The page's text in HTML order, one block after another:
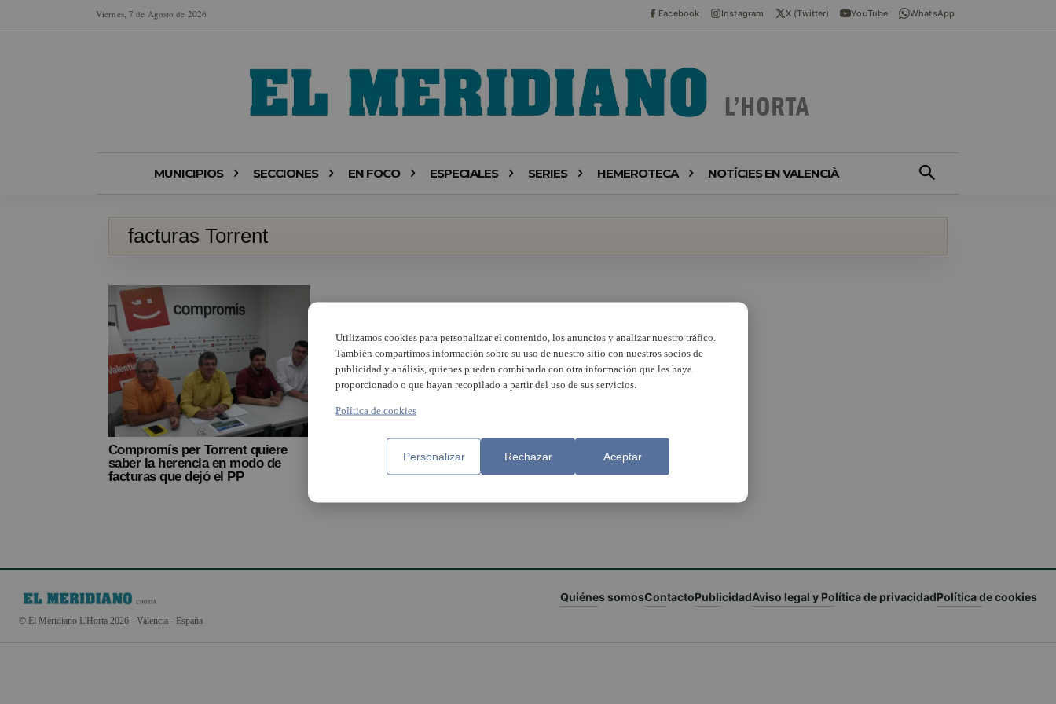
Viernes, 7 de Agosto de 2026 Facebook Instagram X (Twitter) YouTube WhatsApp
MUNICIPIOS SECCIONES EN FOCO ESPECIALES SERIES HEMEROTECA NOTÍCIES EN VALENCIÀ
facturas Torrent
Compromís per Torrent quiere
saber la herencia en modo de
facturas que dejó el PP
© El Meridiano L'Horta 2026 - Valencia - España
Quiénes somosContactoPublicidadAviso legal y Política de privacidadPolítica de cookies
Utilizamos cookies para personalizar el contenido, los anuncios y analizar nuestro tráfico.
También compartimos información sobre su uso de nuestro sitio con nuestros socios de
publicidad y análisis, quienes pueden combinarla con otra información que les haya
proporcionado o que hayan recopilado a partir del uso de sus servicios.
Política de cookies
Personalizar Rechazar Aceptar